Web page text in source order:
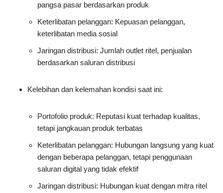
pangsa pasar berdasarkan produk
Keterlibatan pelanggan: Kepuasan pelanggan,
keterlibatan media sosial
Jaringan distribusi: Jumlah outlet ritel, penjualan
berdasarkan saluran distribusi
Kelebihan dan kelemahan kondisi saat ini:
Portofolio produk: Reputasi kuat terhadap kualitas,
tetapi jangkauan produk terbatas
Keterlibatan pelanggan: Hubungan langsung yang kuat
dengan beberapa pelanggan, tetapi penggunaan
saluran digital yang tidak efektif
Jaringan distribusi: Hubungan kuat dengan mitra ritel